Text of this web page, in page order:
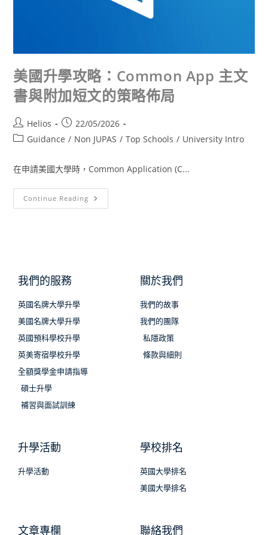
美國升學攻略：Common App 主文
書與附加短文的策略佈局
Helios
22/05/2026
Guidance / Non JUPAS / Top Schools / University Intro
在申請美國大學時，Common Application (C...
Continue Reading
我們的服務
英國名牌大學升學
美國名牌大學升學
英國預科學校升學
英美寄宿學校升學
全額獎學金申請指導
碩士升學
補習與面試訓練
關於我們
我們的故事
我們的團隊
私隱政策
條款與細則
升學活動
升學活動
學校排名
英國大學排名
美國大學排名
文章專欄 聯絡我們